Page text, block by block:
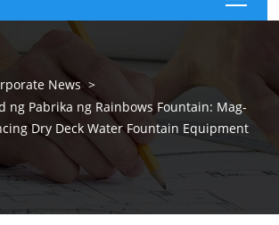
News >
ng Pabrika ng Rainbows Fountain: Mag-
Dry Deck Water Fountain Equipment